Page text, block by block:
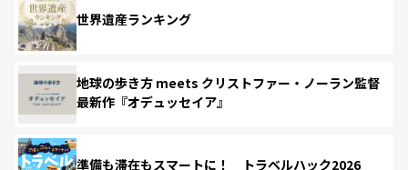
世界遺産ランキング
地球の歩き方 meets クリストファー・ノーラン監督
最新作『オデュッセイア』
準備も滞在もスマートに！ トラベルハック2026